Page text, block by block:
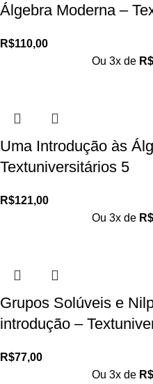
Álgebra Moderna –
R$110,00
Ou 3x de R$
Uma Introdução às
Textuniversitários 5
R$121,00
Ou 3x de R$
Grupos Solúveis e
introdução –
R$77,00
Ou 3x de R$